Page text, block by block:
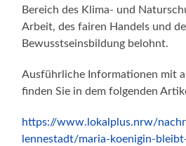
Bereich des Klima- und
Arbeit, des fairen Handels und
Bewusstseinsbildung belohnt.
Ausführliche Informationen mit
finden Sie in dem folgenden
https://www.lokalplus.nrw/
lennestadt/maria-koenigin-